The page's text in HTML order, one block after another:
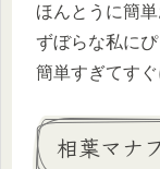
ほんとうに簡単
ずぼらな私にぴ
簡単すぎてす
相葉マナ